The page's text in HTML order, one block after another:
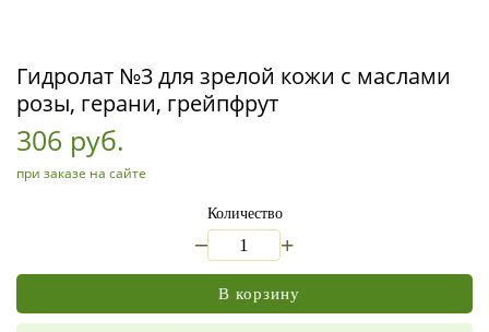
Гидролат №3 для зрелой кожи с маслами
розы, герани, грейпфрут
306 руб.
при заказе на сайте
Количество
+
В корзину